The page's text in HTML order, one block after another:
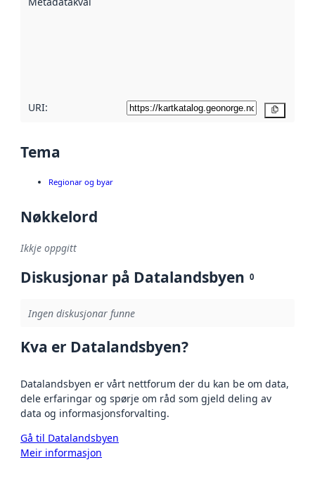
URI:
Tema
Regionar og byar
Nøkkelord
Ikkje oppgitt
Diskusjonar på Datalandsbyen 0
Ingen diskusjonar funne
Kva er Datalandsbyen?
Datalandsbyen er vårt nettforum der du kan be om data,
dele erfaringar og spørje om råd som gjeld deling av
data og informasjonsforvalting.
Gå til Datalandsbyen
Meir informasjon